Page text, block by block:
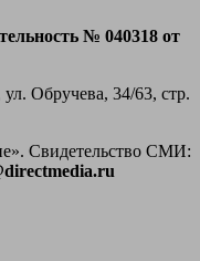
№ 040318 от
Обручева, 34/63, стр.
Свидетельство СМИ: